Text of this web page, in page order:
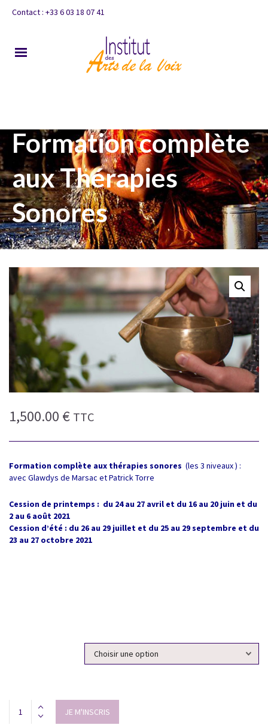
Contact : +33 6 03 18 07 41
Formation complète
aux Thérapies
Sonores
1,500.00 € TTC
Formation complète aux thérapies sonores (les 3 niveaux ) :
avec Glawdys de Marsac et Patrick Torre
Cession de printemps : du 24 au 27 avril et du 16 au 20 juin et du
2 au 6 août 2021
Cession d’été : du 26 au 29 juillet et du 25 au 29 septembre et du
23 au 27 octobre 2021
Formation
aux
JE M'INSCRIS